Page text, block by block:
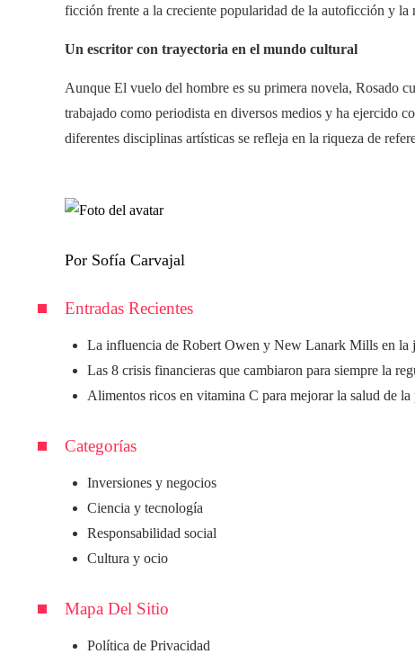
ficción frente a la creciente popularidad de la autoficción y la
Un escritor con trayectoria en el mundo cultural
Aunque El vuelo del hombre es su primera novela, Rosado
trabajado como periodista en diversos medios y ha ejercido
diferentes disciplinas artísticas se refleja en la riqueza de
Por Sofía Carvajal
Entradas Recientes
La influencia de Robert Owen y New Lanark Mills en la
Las 8 crisis financieras que cambiaron para siempre la
Alimentos ricos en vitamina C para mejorar la salud de
Categorías
Inversiones y negocios
Ciencia y tecnología
Responsabilidad social
Cultura y ocio
Mapa Del Sitio
Política de Privacidad